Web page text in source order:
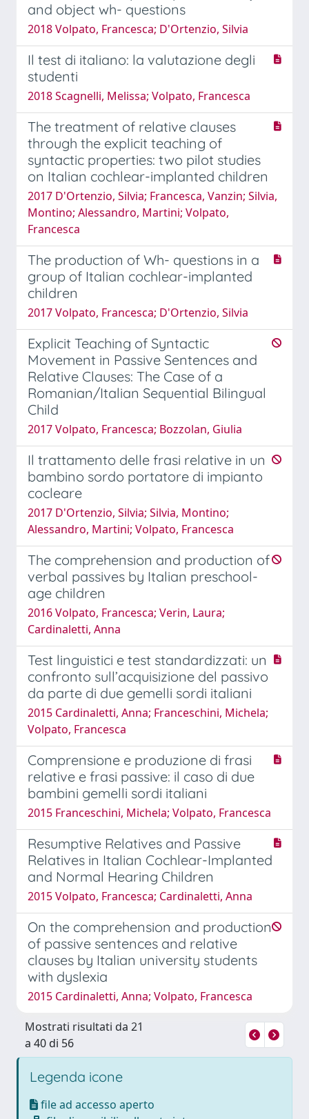
and object wh- questions
2018 Volpato, Francesca; D'Ortenzio, Silvia
Il test di italiano: la valutazione degli
studenti
2018 Scagnelli, Melissa; Volpato, Francesca
The treatment of relative clauses
through the explicit teaching of
syntactic properties: two pilot studies
on Italian cochlear-implanted children
2017 D'Ortenzio, Silvia; Francesca, Vanzin; Silvia,
Montino; Alessandro, Martini; Volpato,
Francesca
The production of Wh- questions in a
group of Italian cochlear-implanted
children
2017 Volpato, Francesca; D'Ortenzio, Silvia
Explicit Teaching of Syntactic
Movement in Passive Sentences and
Relative Clauses: The Case of a
Romanian/Italian Sequential Bilingual
Child
2017 Volpato, Francesca; Bozzolan, Giulia
Il trattamento delle frasi relative in un
bambino sordo portatore di impianto
cocleare
2017 D'Ortenzio, Silvia; Silvia, Montino;
Alessandro, Martini; Volpato, Francesca
The comprehension and production of
verbal passives by Italian preschool-
age children
2016 Volpato, Francesca; Verin, Laura;
Cardinaletti, Anna
Test linguistici e test standardizzati: un
confronto sull’acquisizione del passivo
da parte di due gemelli sordi italiani
2015 Cardinaletti, Anna; Franceschini, Michela;
Volpato, Francesca
Comprensione e produzione di frasi
relative e frasi passive: il caso di due
bambini gemelli sordi italiani
2015 Franceschini, Michela; Volpato, Francesca
Resumptive Relatives and Passive
Relatives in Italian Cochlear-Implanted
and Normal Hearing Children
2015 Volpato, Francesca; Cardinaletti, Anna
On the comprehension and production
of passive sentences and relative
clauses by Italian university students
with dyslexia
2015 Cardinaletti, Anna; Volpato, Francesca
Mostrati risultati da 21
a 40 di 56
Legenda icone
file ad accesso aperto